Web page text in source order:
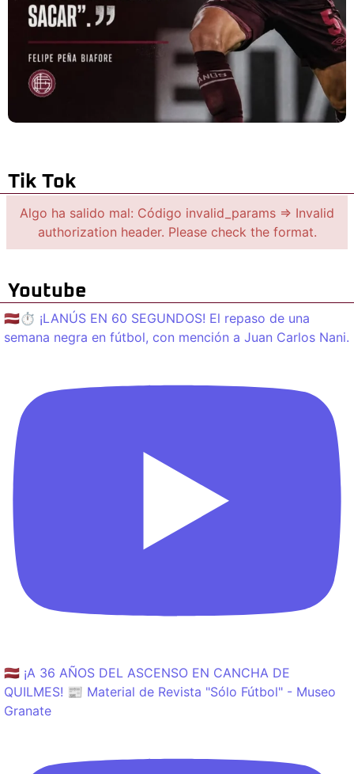
Tik Tok
Algo ha salido mal: Código invalid_params => Invalid
authorization header. Please check the format.
Youtube
🇱🇻⏱️ ¡LANÚS EN 60 SEGUNDOS! El repaso de una
semana negra en fútbol, con mención a Juan Carlos Nani.
🇱🇻 ¡A 36 AÑOS DEL ASCENSO EN CANCHA DE
QUILMES! 📰 Material de Revista "Sólo Fútbol" - Museo
Granate